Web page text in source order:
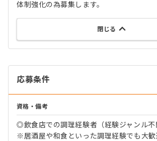
体制強化の為募集します。
閉じる
応募条件
資格・備考
◎飲食店での調理経験者（経験ジャンル不
※居酒屋や和食といった調理経験でも大歓